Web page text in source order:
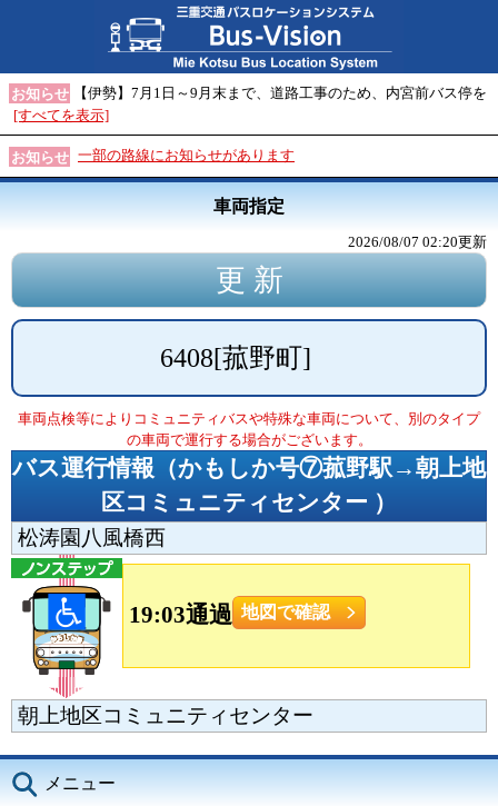
お知らせ
【伊勢】7月1日～9月末まで、道路工事のため、内宮前バス停を
[すべてを表示]
お知らせ 一部の路線にお知らせがあります
車両指定
2026/08/07 02:20更新
6408[菰野町]
車両点検等によりコミュニティバスや特殊な車両について、別のタイプ
の車両で運行する場合がございます。
バス運行情報（かもしか号⑦菰野駅→朝上地
区コミュニティセンター ）
松涛園八風橋西
19:03通過 地図で確認
朝上地区コミュニティセンター
メニュー